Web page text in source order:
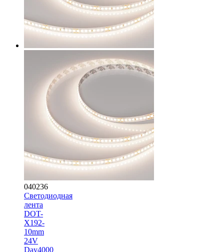
040236
Светодиодная
лента
DOT-
X192-
10mm
24V
Day4000